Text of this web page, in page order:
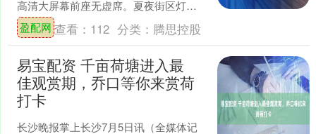
高清大屏幕前座无虚席。夏夜街区灯火
通明，各餐饮、文创店铺布置精心，游
客沉浸于老街独特魅力....
盈配网 查看： 112 分类： 腾思控股
易宝配资 千亩荷塘进入最
佳观赏期，乔口等你来赏荷
打卡
长沙晚报掌上长沙7月5日讯（全媒体记